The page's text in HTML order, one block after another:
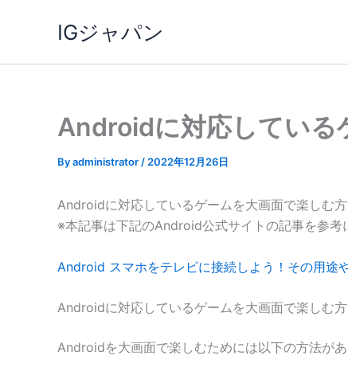
IGジャパン
Androidに対応している
Byadministrator / 2022年12月26日
Androidに対応しているゲームを大画面で楽しむ
※本記事は下記のAndroid公式サイトの記事を参考
Android スマホをテレビに接続しよう！その用
Androidに対応しているゲームを大画面で楽しむ
Androidを大画面で楽しむためには以下の方法があ